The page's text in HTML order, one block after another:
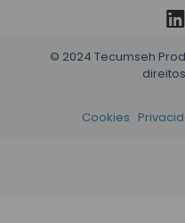
© 2024 Tecumseh
Cookies